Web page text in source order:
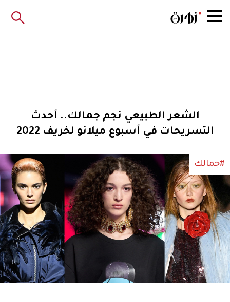
الشعر الطبيعي نجم جمالك.. أحدث
التسريحات في أسبوع ميلانو لخريف 2022
#جمالك